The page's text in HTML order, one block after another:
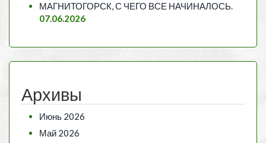
МАГНИТОГОРСК, С ЧЕГО ВСЕ НАЧИНАЛОСЬ.
07.06.2026
Архивы
Июнь 2026
Май 2026